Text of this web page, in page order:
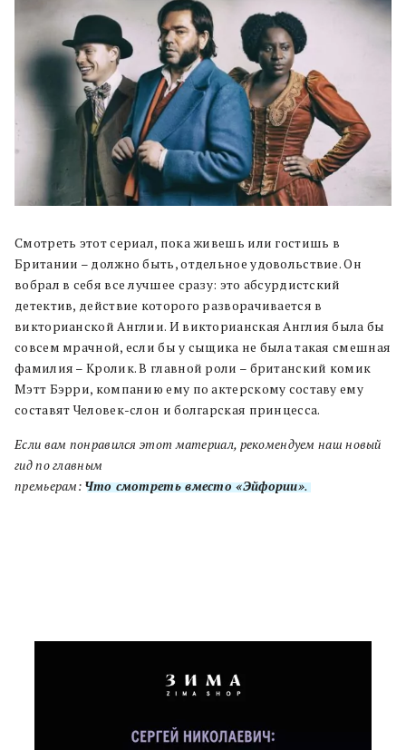
Смотреть этот сериал, пока живешь или гостишь в
Британии – должно быть, отдельное удовольствие. Он
вобрал в себя все лучшее сразу: это абсурдистский
детектив, действие которого разворачивается в
викторианской Англии. И викторианская Англия была бы
совсем мрачной, если бы у сыщика не была такая смешная
фамилия – Кролик. В главной роли – британский комик
Мэтт Бэрри, компанию ему по актерскому составу ему
составят Человек-слон и болгарская принцесса.
Если вам понравился этот материал, рекомендуем наш новый
гид по главным
премьерам: Что смотреть вместо «Эйфории».